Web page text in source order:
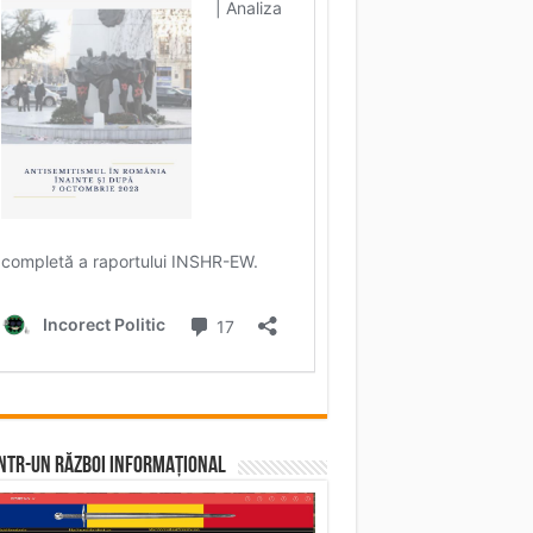
un RĂZBOI INFORMAȚIONAL